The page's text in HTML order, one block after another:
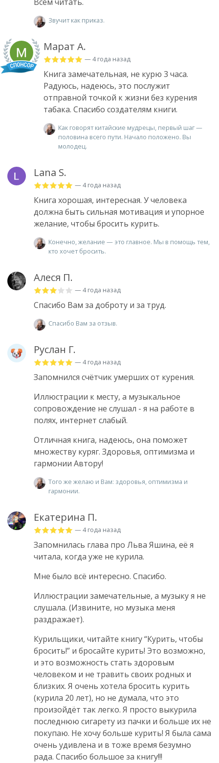
Звучит как приказ.
Марат А.
— 4 года назад
Книга замечательная, не курю 3 часа.
Радуюсь, надеюсь, это послужит
отправной точкой к жизни без курения
табака. Спасибо создателям книги.
Как говорят китайские мудрецы, первый шаг —
половина всего пути. Начало положено. Вы
молодец.
Lana S.
— 4 года назад
Книга хорошая, интересная. У человека
должна быть сильная мотивация и упорное
желание, чтобы бросить курить.
Конечно, желание — это главное. Мы в помощь тем,
кто хочет бросить.
Алеся П.
— 4 года назад
Спасибо Вам за доброту и за труд.
Спасибо Вам за отзыв.
Руслан Г.
— 4 года назад
Запомнился счётчик умерших от курения.
Иллюстрации к месту, а музыкальное
сопровождение не слушал - я на работе в
полях, интернет слабый.
Отличная книга, надеюсь, она поможет
множеству куряг. Здоровья, оптимизма и
гармонии Автору!
Того же желаю и Вам: здоровья, оптимизма и
гармонии.
Екатерина П.
— 4 года назад
Запомнилась глава про Льва Яшина, её я
читала, когда уже не курила.
Мне было всё интересно. Спасибо.
Иллюстрации замечательные, а музыку я не
слушала. (Извините, но музыка меня
раздражает).
Курильщики, читайте книгу “Курить, чтобы
бросить!” и бросайте курить! Это возможно,
и это возможность стать здоровым
человеком и не травить своих родных и
близких. Я очень хотела бросить курить
(курила 20 лет), но не думала, что это
произойдёт так легко. Я просто выкурила
последнюю сигарету из пачки и больше их не
покупаю. Не хочу больше курить! Я была сама
очень удивлена и в тоже время безумно
рада. Спасибо большое за книгу!!!